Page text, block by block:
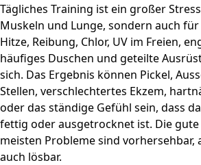
Tägliches Training ist ein großer
Muskeln und Lunge, sondern auch für
Hitze, Reibung, Chlor, UV im Freien,
häufiges Duschen und geteilte
sich. Das Ergebnis können Pickel,
Stellen, verschlechtertes Ekzem,
oder das ständige Gefühl sein, dass
fettig oder ausgetrocknet ist. Die
meisten Probleme sind vorhersehbar,
auch lösbar.